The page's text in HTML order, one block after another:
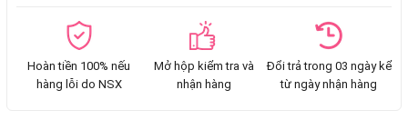
Hoàn tiền 100% nếu
hàng lỗi do NSX
Mở hộp kiểm tra và
nhận hàng
Đổi trả trong 03 ngày kể
từ ngày nhận hàng